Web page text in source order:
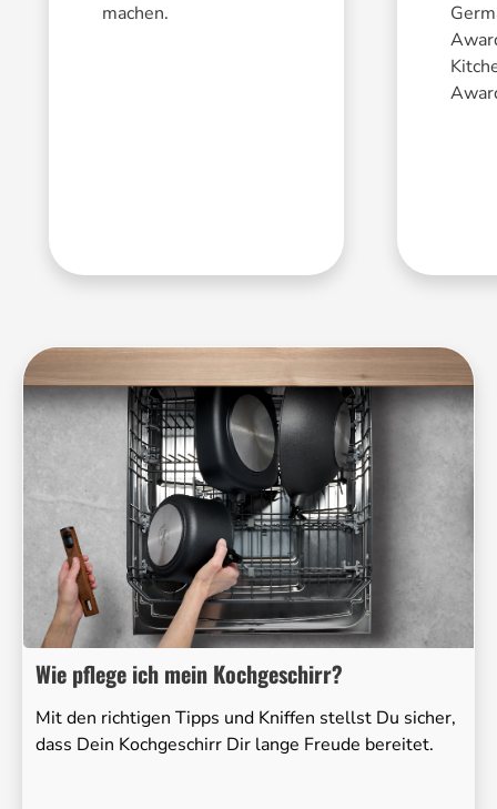
machen.
Wie pflege ich mein Kochgeschirr?
Mit den richtigen Tipps und Kniffen stellst Du sicher,
dass Dein Kochgeschirr Dir lange Freude bereitet.